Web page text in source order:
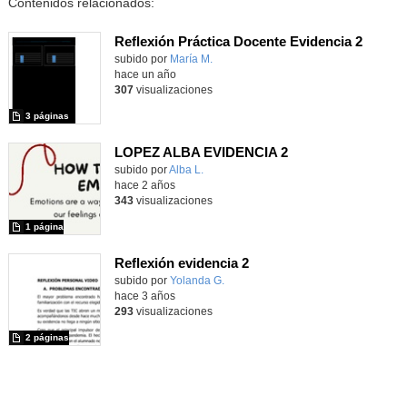
Contenidos relacionados:
Reflexión Práctica Docente Evidencia 2
Contenido educativo.
subido por María M.
3 páginas
hace un año
307visualizaciones
LOPEZ ALBA EVIDENCIA 2
Contenido educativo.
subido porAlba L.
1 página
hace 2 años
343visualizaciones
Reflexión evidencia 2
Contenido educativo.
subido por Yolanda G.
2 páginas
hace 3 años
293visualizaciones